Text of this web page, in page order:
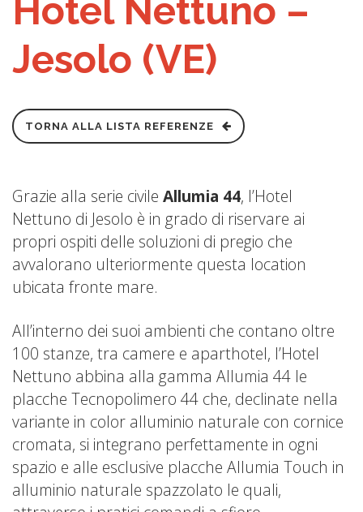
Hotel Nettuno –
Jesolo (VE)
TORNA ALLA LISTA REFERENZE
Grazie alla serie civile Allumia 44, l’Hotel
Nettuno di Jesolo è in grado di riservare ai
propri ospiti delle soluzioni di pregio che
avvalorano ulteriormente questa location
ubicata fronte mare.
All’interno dei suoi ambienti che contano oltre
100 stanze, tra camere e aparthotel, l’Hotel
Nettuno abbina alla gamma Allumia 44 le
placche Tecnopolimero 44 che, declinate nella
variante in color alluminio naturale con cornice
cromata, si integrano perfettamente in ogni
spazio e alle esclusive placche Allumia Touch in
alluminio naturale spazzolato le quali,